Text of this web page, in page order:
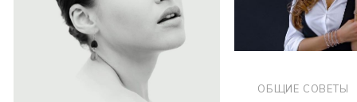
ОБЩИЕ СОВЕТЫ